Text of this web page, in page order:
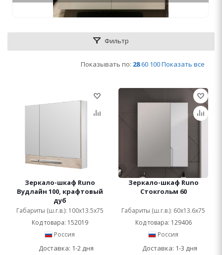
Фильтр
Показывать по: 28 60 100Показать все
Зеркало-шкаф Runo
Вудлайн 100, крафтовый
дуб
Габариты (ш.г.в.): 100x13.5x75
Код товара: 152019
Россия
Доставка: 1-2 дня
Зеркало-шкаф Runo
Стокгольм 60
Габариты (ш.г.в.): 60x13.6x75
Код товара: 129406
Россия
Доставка: 1-3 дня